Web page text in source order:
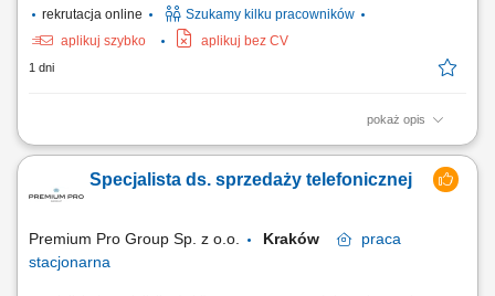
rekrutacja online
Szukamy kilku pracowników
aplikuj szybko
aplikuj bez CV
1 dni
pokaż opis
Location: Gdańsk or Warsaw, Poland Contract type: Fixed-term contract
(3 months) Work model: On-site training followed by remote work Your
responsibilities Provide premium customer care. Support customers with
product-related questions, orders, account inquiries, and general
Specjalista ds. sprzedaży telefonicznej
Premium Pro Group Sp. z o.o. Kraków
praca
stacjonarna